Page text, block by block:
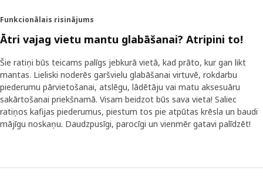
Funkcionālais risinājums
Ātri vajag vietu mantu glabāšanai? Atripini to!
Šie ratiņi būs teicams palīgs jebkurā vietā, kad prāto, kur gan likt
mantas. Lieliski noderēs garšvielu glabāšanai virtuvē, rokdarbu
piederumu pārvietošanai, atslēgu, lādētāju vai matu aksesuāru
sakārtošanai priekšnamā. Visam beidzot būs sava vieta! Saliec
ratiņos kafijas piederumus, piestum tos pie atpūtas krēsla un baudi
mājīgu noskaņu. Daudzpusīgi, parocīgi un vienmēr gatavi palīdzēt!